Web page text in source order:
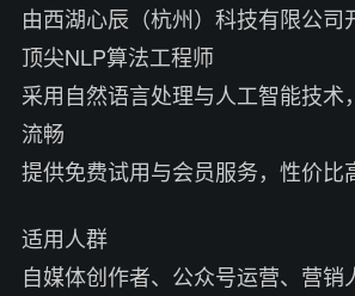
由西湖心辰（杭州）科技有限公司
顶尖NLP算法工程师
采用自然语言处理与人工智能技术
流畅
提供免费试用与会员服务，性价比
适用人群
自媒体创作者、公众号运营、营销